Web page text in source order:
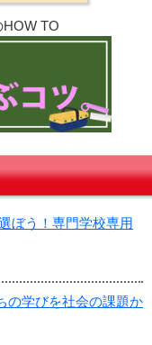
TO
ぼう！専門学校専用
学びを社会の課題か